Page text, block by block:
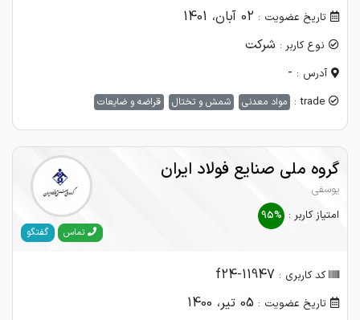
تاریخ عضویت : 02 آبان، 1401
نوع کاربر : شرکت
آدرس : -
trade : مواد معدنی شمش و تختال قراضه و ضایعات
گروه ملی صنایع فولاد ایران
یوسفی
امتیاز کاربر : 95%
تماس گفتگو
کد کاربری : f24-11947
تاریخ عضویت : 05 تیر، 1400